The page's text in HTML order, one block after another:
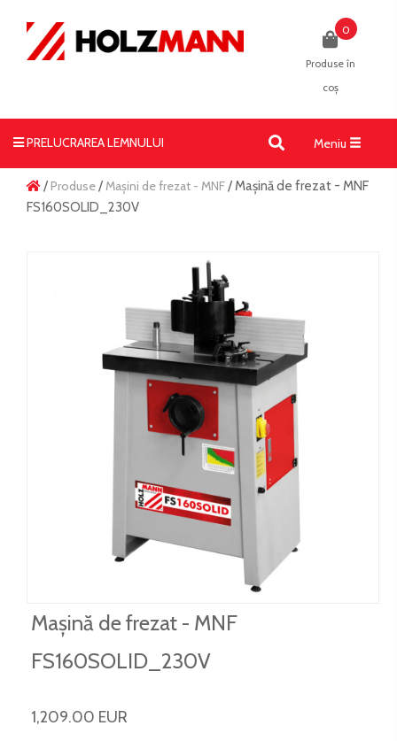
0
Produse în
coș
PRELUCRAREA LEMNULUI Meniu Toggle
/ Produse/Mașini de frezat - MNF/ Mașină de frezat - MNF
FS160SOLID_230V
Mașină de frezat - MNF
FS160SOLID_230V
1,209.00 EUR